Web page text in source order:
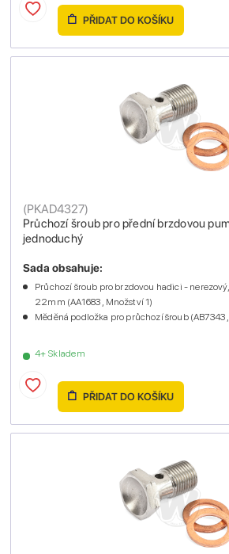
PŘIDAT DO KOŠÍKU
Průchozí šroub pro přední brzdovou
jednoduchý
(PKAD4327)
4+ Skladem
Sada obsahuje:
Průchozí šroub pro brzdovou hadici - nerezový,
22mm (AA1683 , Množství 1)
Měděná podložka pro průchozí šroub (AB7343
PŘIDAT DO KOŠÍKU